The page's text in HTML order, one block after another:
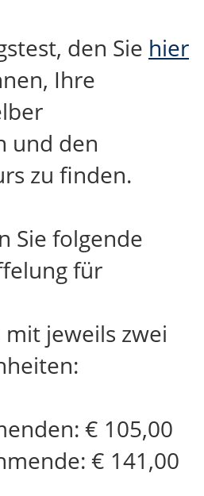
den Sie hier
Ihre
und den
zu finden.
Sie folgende
für
mit jeweils zwei
€ 105,00
€ 141,00